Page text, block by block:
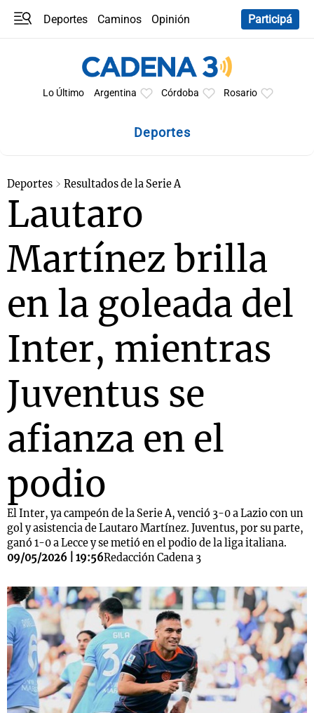
Deportes Caminos
Opinión
Participá
Lo Último Argentina Córdoba Rosario
Deportes
Deportes Resultados de la Serie A
Lautaro
Martínez brilla
en la goleada del
Inter, mientras
Juventus se
afianza en el
podio
El Inter, ya campeón de la Serie A, venció 3-0 a Lazio con un
gol y asistencia de Lautaro Martínez. Juventus, por su parte,
ganó 1-0 a Lecce y se metió en el podio de la liga italiana.
09/05/2026 | 19:56Redacción Cadena 3
Notas
Notas